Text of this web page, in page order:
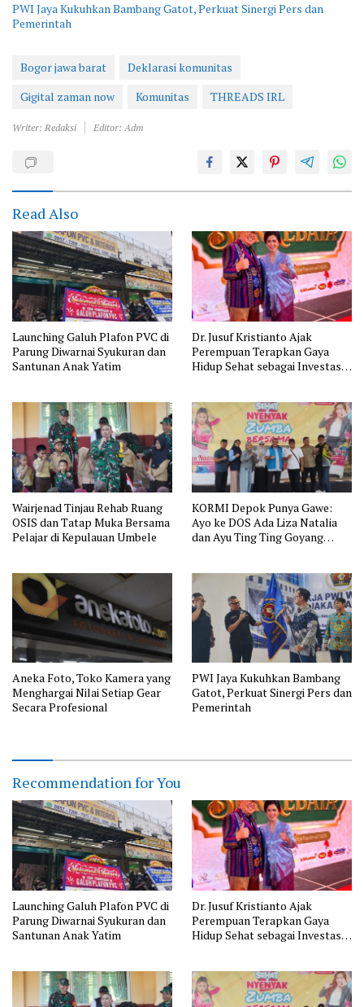
PWI Jaya Kukuhkan Bambang Gatot, Perkuat Sinergi Pers dan
Pemerintah
Bogor jawa barat
Deklarasi komunitas
Gigital zaman now
Komunitas THREADS IRL
Writer: Redaksi Editor: Adm
Read Also
Launching Galuh Plafon PVC di
Parung Diwarnai Syukuran dan
Santunan Anak Yatim
Dr. Jusuf Kristianto Ajak
Perempuan Terapkan Gaya
Hidup Sehat sebagai Investasi
Wairjenad Tinjau Rehab Ruang
OSIS dan Tatap Muka Bersama
Pelajar di Kepulauan Umbele
KORMI Depok Punya Gawe:
Ayo ke DOS Ada Liza Natalia
dan Ayu Ting Ting Goyang
Aneka Foto, Toko Kamera yang
Menghargai Nilai Setiap Gear
Secara Profesional
PWI Jaya Kukuhkan Bambang
Gatot, Perkuat Sinergi Pers dan
Pemerintah
Recommendation for You
Launching Galuh Plafon PVC di
Parung Diwarnai Syukuran dan
Santunan Anak Yatim
Dr. Jusuf Kristianto Ajak
Perempuan Terapkan Gaya
Hidup Sehat sebagai Investasi